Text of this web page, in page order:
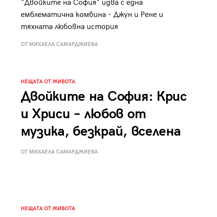
"Двойките на София" идва с една
емблематична комбина - Джун и Рене и
тяхната любовна история
ОТ МИХАЕЛА САМАРДЖИЕВА
НЕЩАТА ОТ ЖИВОТА
Двойките на София: Крис
и Хриси – любов от
музика, безкрай, вселена
ОТ МИХАЕЛА САМАРДЖИЕВА
НЕЩАТА ОТ ЖИВОТА
Tender is the Wine – Какво
се пие на Лазурния бряг
29/29